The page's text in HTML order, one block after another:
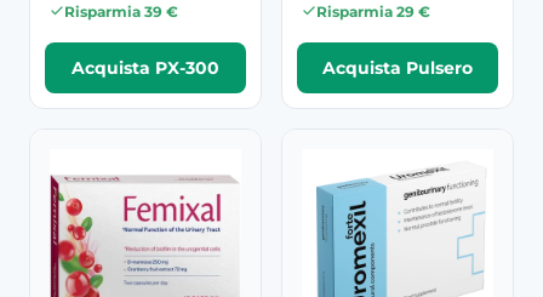
Risparmia 39 €
Acquista PX-300
Risparmia 29 €
Acquista Pulsero